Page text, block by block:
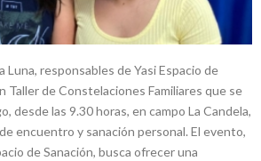
Luna, responsables de Yasi Espacio de
Taller de Constelaciones Familiares que se
desde las 9.30 horas, en campo La Candela,
encuentro y sanación personal. El evento,
de Sanación, busca ofrecer una